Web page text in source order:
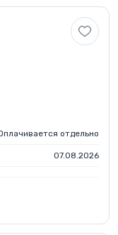
отдельно
07.08.2026